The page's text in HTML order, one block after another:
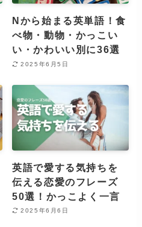
Nから始まる英単語！食
べ物・動物・かっこい
い・かわいい別に36選
2025年6月5日
英語で愛する気持ちを
伝える恋愛のフレーズ
50選！かっこよく一言
2025年6月6日